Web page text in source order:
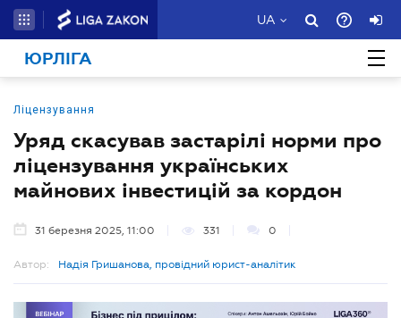
UA
ЮРЛІГА
Ліцензування
Уряд скасував застарілі норми про
ліцензування українських
майнових інвестицій за кордон
31 березня 2025, 11:00 331 0
Автор: Надія Гришанова, провідний юрист-аналітик